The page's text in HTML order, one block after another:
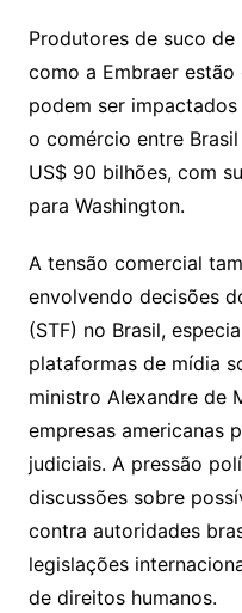
Produtores de suco de
como a Embraer
podem ser
o comércio entre
US$ 90 bilhões, com
para Washington.
A tensão comercial
envolvendo decisões
(STF) no Brasil,
plataformas de mídia
ministro Alexandre de
empresas americanas
judiciais. A pressão
discussões sobre
contra autoridades
legislações
de direitos humanos.